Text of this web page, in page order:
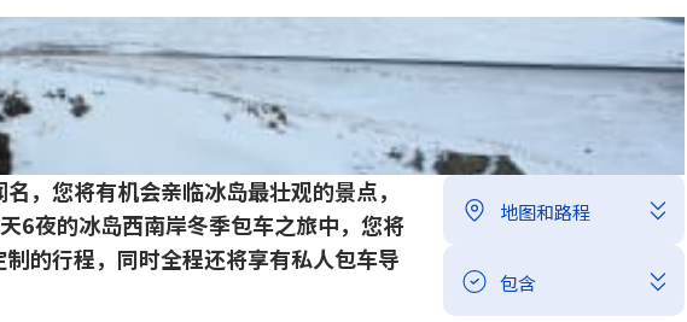
车定制游: 冰川、黑沙滩 & 极光
分享
，您将有机会亲临冰岛最壮观的景点，
6夜的冰岛西南岸冬季包车之旅中，您将
的行程，同时全程还将享有私人包车导
地图和路程
包含